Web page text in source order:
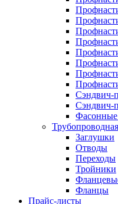
Сэндвич-
Сэндвич-
Заглушки
Отводы
Переходы
Тройники
Фланцы
Прайс-листы